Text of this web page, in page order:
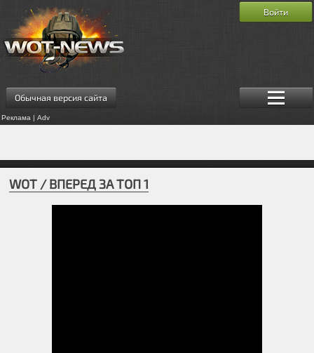
Обычная версия сайта
Реклама | Adv
Войти
WOT / ВПЕРЕД ЗА ТОП 1